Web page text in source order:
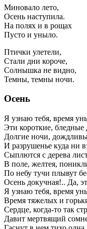
Миновало лето,
Осень наступила.
На полях и в рощах
Пусто и уныло.
Птички улетели,
Стали дни короче,
Солнышка не видно,
Темны, темны ночи.
Осень
Я узнаю тебя, время
Эти короткие, бледные
Долгие ночи,
И разрушенье куда ни
Сыплются с дерева
В поле, желтея,
По небу тучи плывут
Осень докучная!.. Да,
Я узнаю тебя, время
Время тяжелых и
Сердце, когда-то так
Давит мертвящий